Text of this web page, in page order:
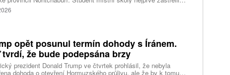
svého dědečka oba prarodiče a pak se vydal do školy, kde zabil
a tři žáky, dalších 15 lidí zranil a nakonec spáchal
opět posunul termín dohody s Íránem.
tvrdí, že bude podepsána brzy
prezident Donald Trump ve čtvrtek prohlásil, že nebyla
dohoda o otevření Hormuzského průlivu, ale že by k tomu